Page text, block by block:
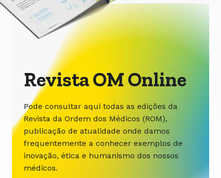
Revista OM Online
Pode consultar aqui todas as edições da
Revista da Ordem dos Médicos (ROM),
publicação de atualidade onde damos
frequentemente a conhecer exemplos de
inovação, ética e humanismo dos nossos
médicos.